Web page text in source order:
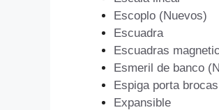
Escoplo (Nuevos)
Escuadra
Escuadras
Esmeril de banco
Espiga porta brocas
Expansible